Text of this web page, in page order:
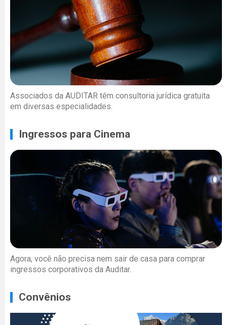
Associados da AUDITAR têm consultoria jurídica gratuita
em diversas especialidades.
Ingressos para Cinema
Agora, você não precisa nem sair de casa para comprar
ingressos corporativos da Auditar.
Convênios